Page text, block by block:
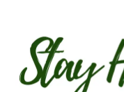
content